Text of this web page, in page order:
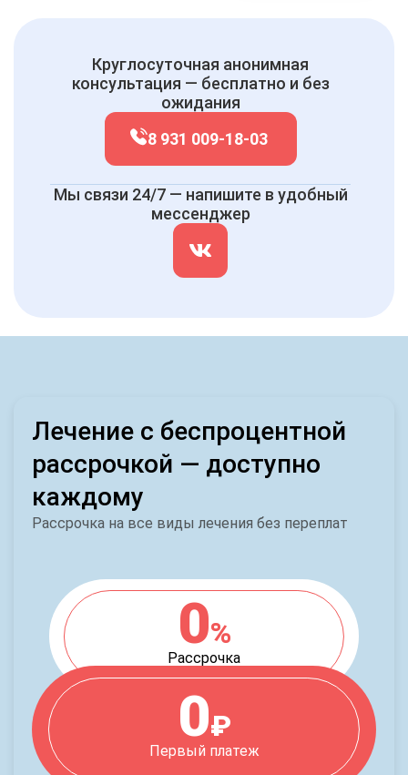
Круглосуточная анонимная
консультация — бесплатно и без
ожидания
8 931 009-18-03
Мы связи 24/7 — напишите в удобный
мессенджер
Лечение с беспроцентной
рассрочкой — доступно
каждому
Рассрочка на все виды лечения без переплат
0%
Рассрочка
0₽
Первый платеж